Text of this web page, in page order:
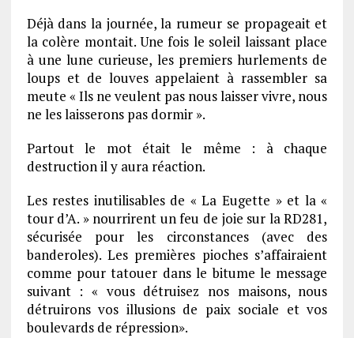
Déjà dans la journée, la rumeur se propageait et
la colère montait. Une fois le soleil laissant place
à une lune curieuse, les premiers hurlements de
loups et de louves appelaient à rassembler sa
meute « Ils ne veulent pas nous laisser vivre, nous
ne les laisserons pas dormir ».
Partout le mot était le même : à chaque
destruction il y aura réaction.
Les restes inutilisables de « La Eugette » et la «
tour d’A. » nourrirent un feu de joie sur la RD281,
sécurisée pour les circonstances (avec des
banderoles). Les premières pioches s’affairaient
comme pour tatouer dans le bitume le message
suivant : « vous détruisez nos maisons, nous
détruirons vos illusions de paix sociale et vos
boulevards de répression».